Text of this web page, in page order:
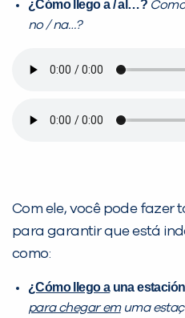
¿Cómo llego a / al…?
no / na…?
Com ele, você pode fazer
para garantir que está
como:
¿Cómo llego auna
para chegar emuma